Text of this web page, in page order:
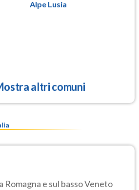
Alpe Lusia
altri comuni
Romagna e sul basso Veneto